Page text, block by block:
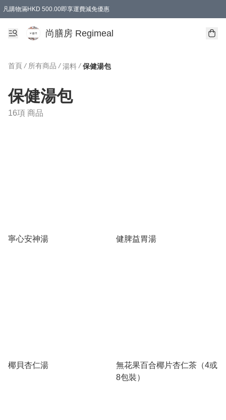
凡購物滿HKD 500.00即享運費減免優惠
尚膳房 Regimeal
首頁 / 所有商品 / 湯料 / 保健湯包
保健湯包
16項 商品
寧心安神湯 健脾益胃湯
椰貝杏仁湯
無花果百合椰片杏仁茶（4或
8包裝）